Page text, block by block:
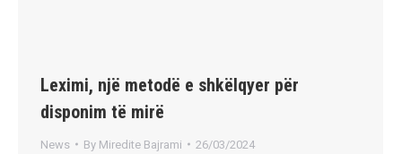
Leximi, një metodë e shkëlqyer për
disponim të mirë
News By Miredite Bajrami 26/03/2024